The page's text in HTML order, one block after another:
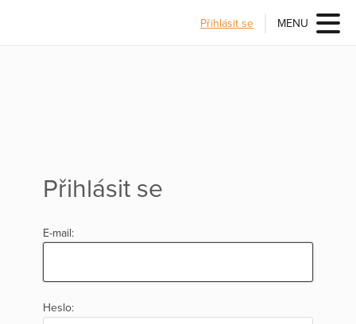
Přihlásit se MENU
Přihlásit se
E-mail:
Heslo: